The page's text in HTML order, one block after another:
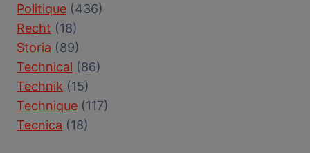
Politique (436)
Recht (18)
Storia (89)
Technical (86)
Technik (15)
Technique (117)
Tecnica (18)